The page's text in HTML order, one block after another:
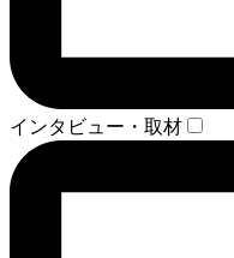
インタビュー・取材